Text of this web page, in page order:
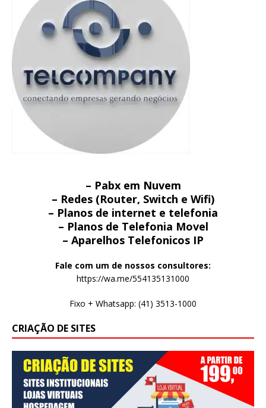
– Pabx em Nuvem
– Redes (Router, Switch e Wifi)
– Planos de internet e telefonia
– Planos de Telefonia Movel
– Aparelhos Telefonicos IP
Fale com um de nossos consultores:
https://wa.me/554135131000
Fixo + Whatsapp: (41) 3513-1000
CRIAÇÃO DE SITES